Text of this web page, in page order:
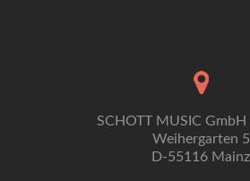
SCHOTT MUSIC GmbH
Weihergarten 5
D-55116 Mainz